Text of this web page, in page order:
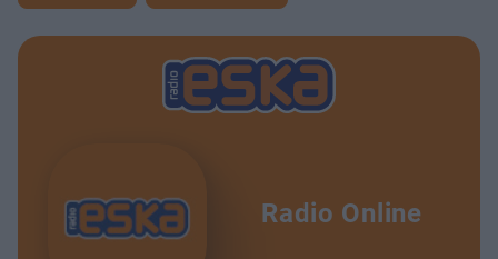
Radio Online